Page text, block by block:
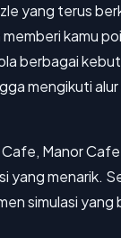
yang terus
kamu
berbagai
mengikuti
Manor
yang menarik.
simulasi yang